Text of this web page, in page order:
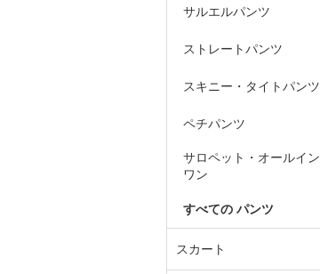
サルエルパンツ
ストレートパンツ
スキニー・タイトパンツ
ペチパンツ
サロペット・オールイン
ワン
すべての パンツ
スカート